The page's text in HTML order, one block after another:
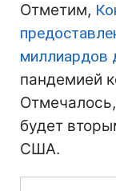
Отметим,
миллиардов
пандемией
будет
США.